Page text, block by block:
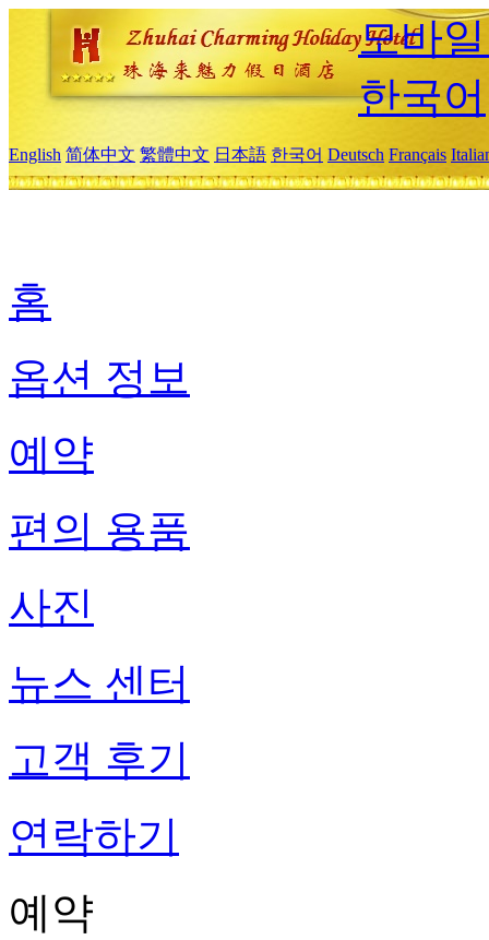
모바
한국어
English 简体中文 繁體中文 日本語 한국어 Deutsch Français
홈
옵션 정보
예약
편의 용품
사진
뉴스 센터
고객 후기
연락하기
예약